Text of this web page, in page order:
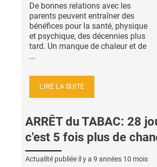
De bonnes relations avec les
parents peuvent entraîner des
bénéfices pour la santé, physique
et psychique, des décennies plus
tard. Un manque de chaleur et de
...
LIRE LA SUITE
ARRÊT du TABAC: 28
c'est 5 fois plus de
Actualité publiée il y a 9 années 10 mois